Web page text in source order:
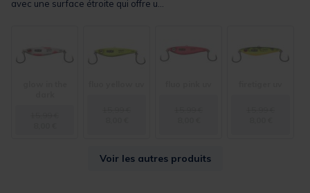
avec une surface étroite qui offre u...
Voir les autres produits